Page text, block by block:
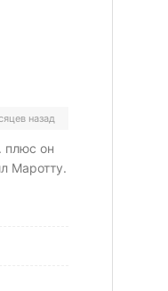
назад
плюс он
Маротту.